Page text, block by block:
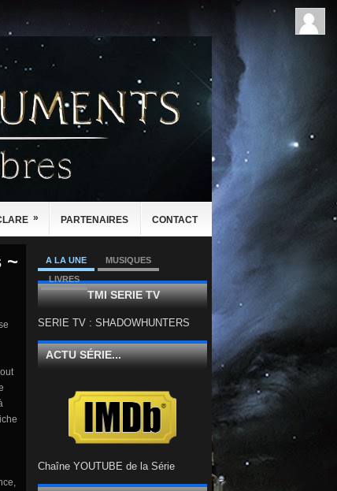
» PARTENAIRES CONTACT
~
A LA UNE
MUSIQUES
LIVRES
TMI SERIE TV
SERIE TV : SHADOWHUNTERS
ACTU SÉRIE...
Chaîne YOUTUBE de la Série